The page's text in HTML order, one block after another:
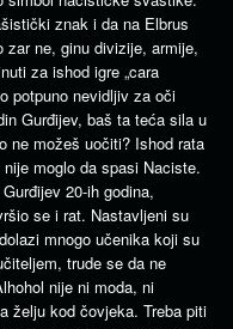
znak i da na Elbrus
ne, ginu divizije, armije,
za ishod igre „cara
potpuno nevidljiv za oči
Gurđijev, baš ta teća sila u
ne možeš uočiti? Ishod rata
moglo da spasi Naciste.
20-ih godina,
se i rat. Nastavljeni su
mnogo učenika koji su
trude se da ne
nije ni moda, ni
želju kod čovjeka. Treba piti